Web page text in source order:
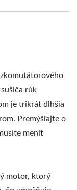
rúk
je trikrát dlhšia
Premýšľajte o
meniť
motor, ktorý